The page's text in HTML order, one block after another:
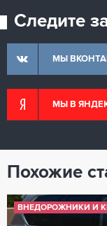
Следите
МЫ
МЫ В
Похожие
ВНЕДОРОЖНИКИ И